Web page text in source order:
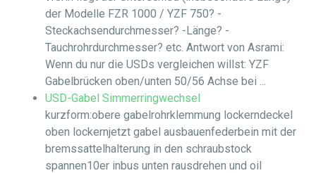
der Modelle FZR 1000 / YZF 750? -
Steckachsendurchmesser? -Länge? -
Tauchrohrdurchmesser? etc. Antwort von Asrami:
Wenn du nur die USDs vergleichen willst: YZF
Gabelbrücken oben/unten 50/56 Achse bei ...
USD-Gabel Simmerringwechsel
kurzform:obere gabelrohrklemmung lockerndeckel
oben lockernjetzt gabel ausbauenfederbein mit der
bremssattelhalterung in den schraubstock
spannen10er inbus unten rausdrehen und oil